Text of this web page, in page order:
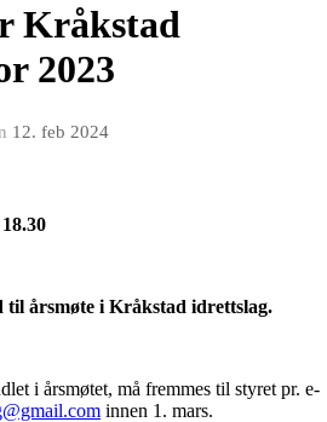
Kråkstad
2023
12. feb 2024
årsmøte i Kråkstad idrettslag.
i årsmøtet, må fremmes til styret pr. e-
innen 1. mars.